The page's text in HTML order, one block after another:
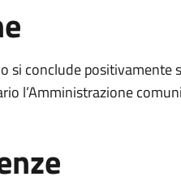
conclude positivamente
l’Amministrazione